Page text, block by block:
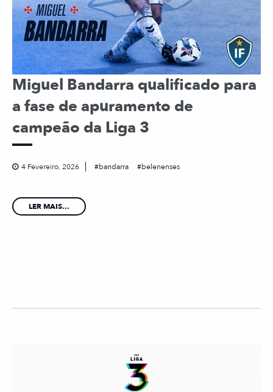
Miguel Bandarra qualificado para
a fase de apuramento de
campeão da Liga 3
4 Fevereiro, 2026 bandarra belenenses
LER MAIS...